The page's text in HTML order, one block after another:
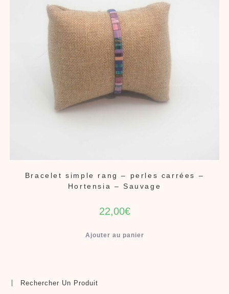
Bracelet simple rang – perles carrées –
Hortensia – Sauvage
22,00€
Ajouter au panier
Rechercher Un Produit